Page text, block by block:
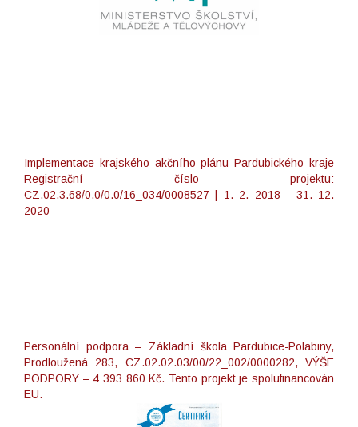
Implementace krajského akčního plánu Pardubického kraje
Registrační číslo projektu:
CZ.02.3.68/0.0/0.0/16_034/0008527 | 1. 2. 2018 - 31. 12.
2020
Personální podpora – Základní škola Pardubice-Polabiny,
Prodloužená 283, CZ.02.02.03/00/22_002/0000282, VÝŠE
PODPORY – 4 393 860 Kč. Tento projekt je spolufinancován
EU.